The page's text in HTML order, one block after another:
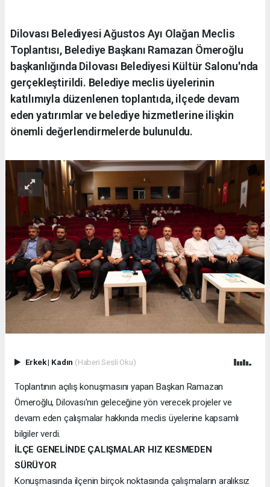
Dilovası Belediyesi Ağustos Ayı Olağan Meclis
Toplantısı, Belediye Başkanı Ramazan Ömeroğlu
başkanlığında Dilovası Belediyesi Kültür Salonu'nda
gerçekleştirildi. Belediye meclis üyelerinin
katılımıyla düzenlenen toplantıda, ilçede devam
eden yatırımlar ve belediye hizmetlerine ilişkin
önemli değerlendirmelerde bulunuldu.
Erkek| Kadın (Haberi Sesli Oku)
Toplantının açılış konuşmasını yapan Başkan Ramazan
Ömeroğlu, Dilovası'nın geleceğine yön verecek projeler ve
devam eden çalışmalar hakkında meclis üyelerine kapsamlı
bilgiler verdi.
İLÇE GENELİNDE ÇALIŞMALAR HIZ KESMEDEN
SÜRÜYOR
Konuşmasında ilçenin birçok noktasında çalışmaların aralıksız